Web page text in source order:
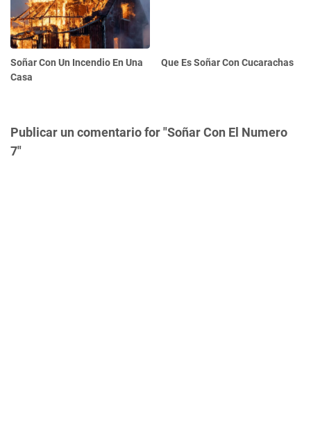
Soñar Con Un Incendio En Una
Casa
Que Es Soñar Con Cucarachas
Publicar un comentario for "Soñar Con El Numero
7"